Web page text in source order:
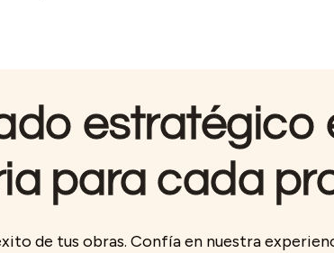
ligera con equipos de marcas mexicanas.
estratégico
para cada
de tus obras. Confía en nuestra